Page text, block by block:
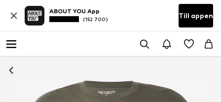
ABOUT YOU App
(152 700) Till appen